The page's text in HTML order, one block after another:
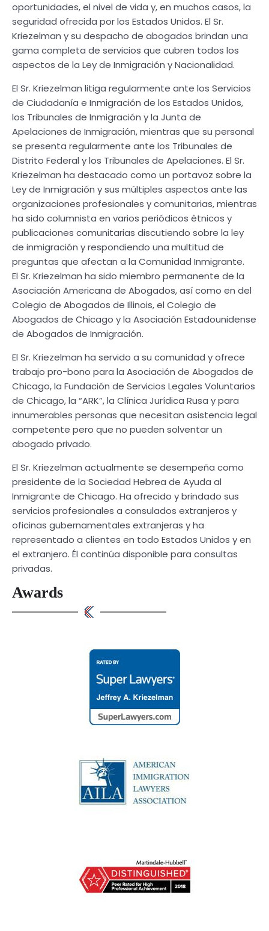
oportunidades, el nivel de vida y, en muchos casos, la
seguridad ofrecida por los Estados Unidos. El Sr.
Kriezelman y su despacho de abogados brindan una
gama completa de servicios que cubren todos los
aspectos de la Ley de Inmigración y Nacionalidad.
El Sr. Kriezelman litiga regularmente ante los Servicios
de Ciudadanía e Inmigración de los Estados Unidos,
los Tribunales de Inmigración y la Junta de
Apelaciones de Inmigración, mientras que su personal
se presenta regularmente ante los Tribunales de
Distrito Federal y los Tribunales de Apelaciones. El Sr.
Kriezelman ha destacado como un portavoz sobre la
Ley de Inmigración y sus múltiples aspectos ante las
organizaciones profesionales y comunitarias, mientras
ha sido columnista en varios periódicos étnicos y
publicaciones comunitarias discutiendo sobre la ley
de inmigración y respondiendo una multitud de
preguntas que afectan a la Comunidad Inmigrante.
El Sr. Kriezelman ha sido miembro permanente de la
Asociación Americana de Abogados, así como en del
Colegio de Abogados de Illinois, el Colegio de
Abogados de Chicago y la Asociación Estadounidense
de Abogados de Inmigración.
El Sr. Kriezelman ha servido a su comunidad y ofrece
trabajo pro-bono para la Asociación de Abogados de
Chicago, la Fundación de Servicios Legales Voluntarios
de Chicago, la “ARK”, la Clínica Jurídica Rusa y para
innumerables personas que necesitan asistencia legal
competente pero que no pueden solventar un
abogado privado.
El Sr. Kriezelman actualmente se desempeña como
presidente de la Sociedad Hebrea de Ayuda al
Inmigrante de Chicago. Ha ofrecido y brindado sus
servicios profesionales a consulados extranjeros y
oficinas gubernamentales extranjeras y ha
representado a clientes en todo Estados Unidos y en
el extranjero. Él continúa disponible para consultas
privadas.
Awards